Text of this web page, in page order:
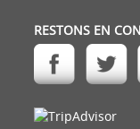
RESTONS EN